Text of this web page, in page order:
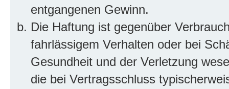
entgangenen Gewinn.
Die Haftung ist gegenüber
fahrlässigem Verhalten oder bei
Gesundheit und der Verletzung
die bei Vertragsschluss